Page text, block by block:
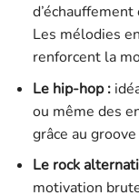
Les mélodies
renforcent la
Le hip-hop :
ou même des
grâce au
Le rock
motivation